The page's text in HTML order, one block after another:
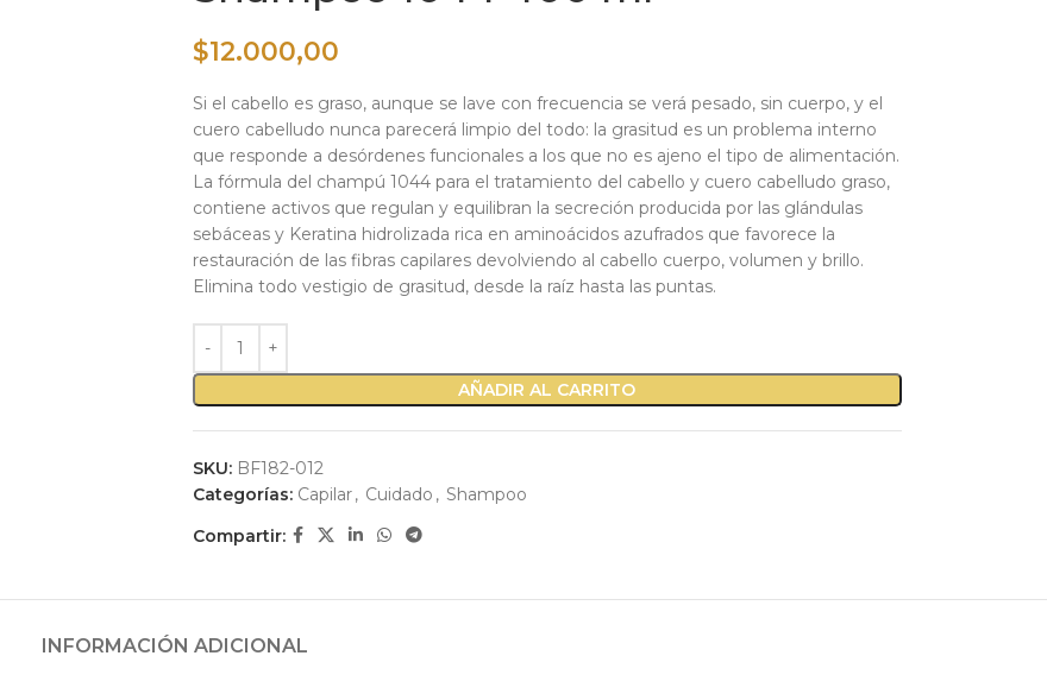
$12.000,00
Si el cabello es graso, aunque se lave con frecuencia se verá pesado, sin cuerpo, y el
cuero cabelludo nunca parecerá limpio del todo: la grasitud es un problema interno
que responde a desórdenes funcionales a los que no es ajeno el tipo de alimentación.
La fórmula del champú 1044 para el tratamiento del cabello y cuero cabelludo graso,
contiene activos que regulan y equilibran la secreción producida por las glándulas
sebáceas y Keratina hidrolizada rica en aminoácidos azufrados que favorece la
restauración de las fibras capilares devolviendo al cabello cuerpo, volumen y brillo.
Elimina todo vestigio de grasitud, desde la raíz hasta las puntas.
AÑADIR AL CARRITO
SKU: BF182-012
Categorías: Capilar, Cuidado , Shampoo
Compartir:
INFORMACIÓN ADICIONAL